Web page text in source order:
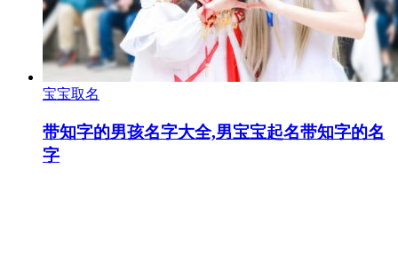
宝宝取名
带知字的男孩名字大全,男宝宝起名带知字的名
字